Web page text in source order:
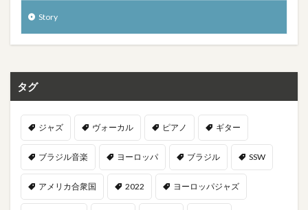
Story
タグ
ジャズ ヴォーカル ピアノ ギター
ブラジル音楽 ヨーロッパ ブラジル SSW
アメリカ合衆国 2022 ヨーロッパジャズ